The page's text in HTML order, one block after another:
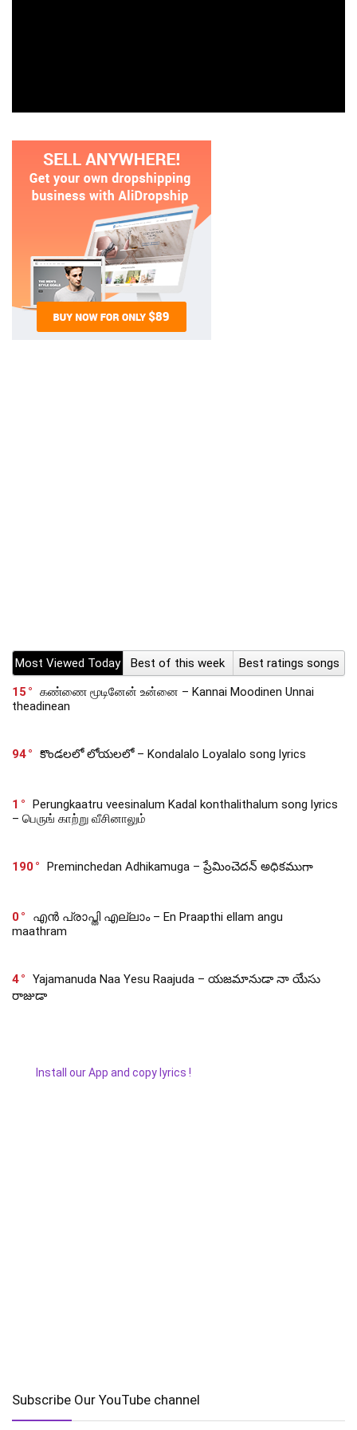
Most Viewed Today Best of this week
Best ratings songs
15
கண்ணை மூடினேன் உன்னை – Kannai Moodinen Unnai
theadinean
94 కొండలలో లోయలలో – Kondalalo Loyalalo song lyrics
1
Perungkaatru veesinalum Kadal konthalithalum song lyrics
– பெருங் காற்று வீசினாலும்
190 Preminchedan Adhikamuga – ప్రేమించెదన్ అధికముగా
0
എൻ പ്രാപ്തി എല്ലാം – En Praapthi ellam angu
maathram
4
Yajamanuda Naa Yesu Raajuda – యజమానుడా నా యేసు
రాజుడా
Install our App and copy lyrics !
Subscribe Our YouTube channel